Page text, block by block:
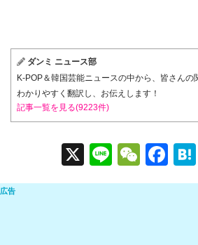
ダンミ ニュース部
K-POP＆韓国芸能ニュースの中から、皆さんの
わかりやすく翻訳し、お伝えします！
記事一覧を見る(9223件)
X
Li
n
W
e
F
a